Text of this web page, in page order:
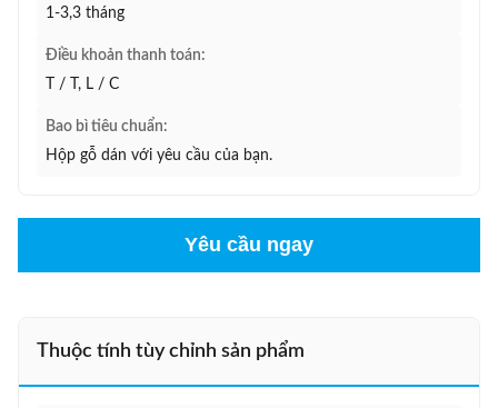
1-3,3 tháng
Điều khoản thanh toán:
T / T, L / C
Bao bì tiêu chuẩn:
Hộp gỗ dán với yêu cầu của bạn.
Yêu cầu ngay
Thuộc tính tùy chỉnh sản phẩm